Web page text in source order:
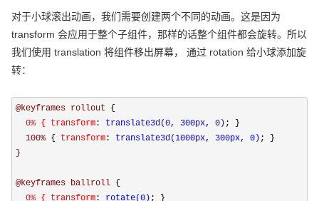
对于小球滚出动画，我们需要创建两个不同的动画。这是因为
transform 会应用于整个子组件，那样的话整个组件都会旋转。所以
我们使用 translation 将组件移出屏幕， 通过 rotation 给小球添加旋
转：
@keyframes rollout {
  0% { transform
: translate3d(0, 300px, 0) ; }
  100%
{ transform : translate3d(1000px, 300px, 0) ; }
}
@keyframes ballroll {
  0% { transform
: rotate(0) ; }